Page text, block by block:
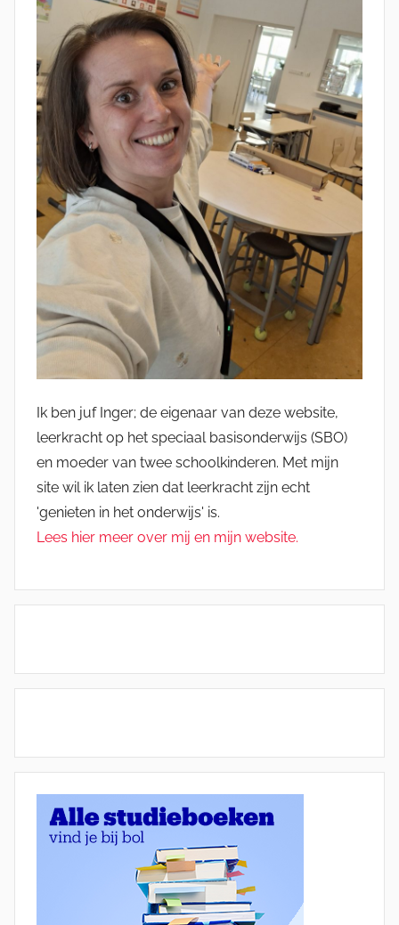
Ik ben juf Inger; de eigenaar van deze website,
leerkracht op het speciaal basisonderwijs (SBO)
en moeder van twee schoolkinderen. Met mijn
site wil ik laten zien dat leerkracht zijn echt
'genieten in het onderwijs' is.
Lees hier meer over mij en mijn website.